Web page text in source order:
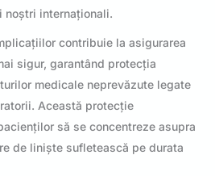
noștri internaționali.
contribuie la asigurarea
sigur, garantând protecția
medicale neprevăzute legate
Această protecție
să se concentreze asupra
de liniște sufletească pe durata